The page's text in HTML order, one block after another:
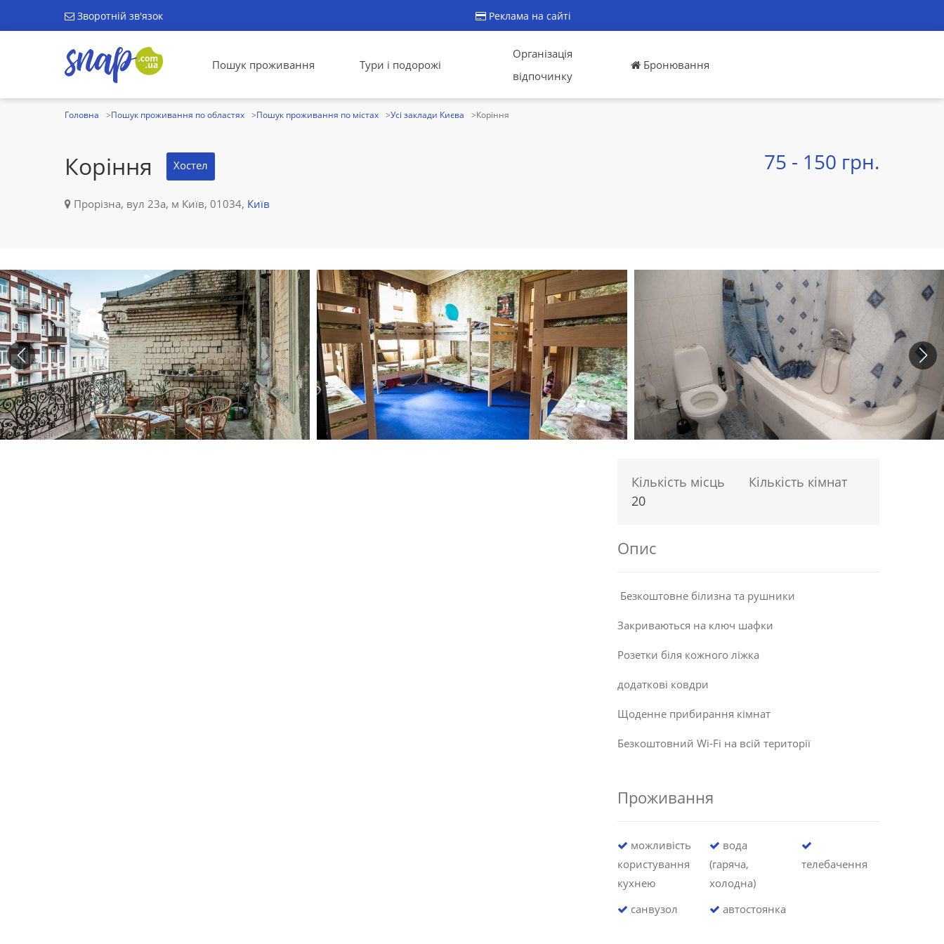
Зворотній зв'язок Реклама на сайті
Пошук проживання Тури і подорожі
Організація
відпочинку
Бронювання
Головна Пошук проживання по областях Пошук проживання по містах Усі заклади Києва Коріння
Коріння Хостел 75 - 150 грн.
Прорізна, вул 23а, м Київ, 01034, Київ
Кількість місць
20
Кількість кімнат
Опис
Безкоштовне білизна та рушники
Закриваються на ключ шафки
Розетки біля кожного ліжка
додаткові ковдри
Щоденне прибирання кімнат
Безкоштовний Wi-Fi на всій території
Проживання
можливість
користування
кухнею
вода
(гаряча,
холодна)
телебачення
санвузол автостоянка